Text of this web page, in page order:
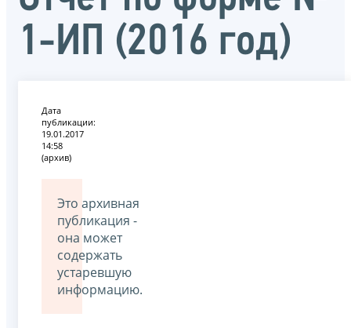
1-ИП (2016 год)
Дата
публикации:
19.01.2017
14:58
(архив)
Это архивная
публикация -
она может
содержать
устаревшую
информацию.